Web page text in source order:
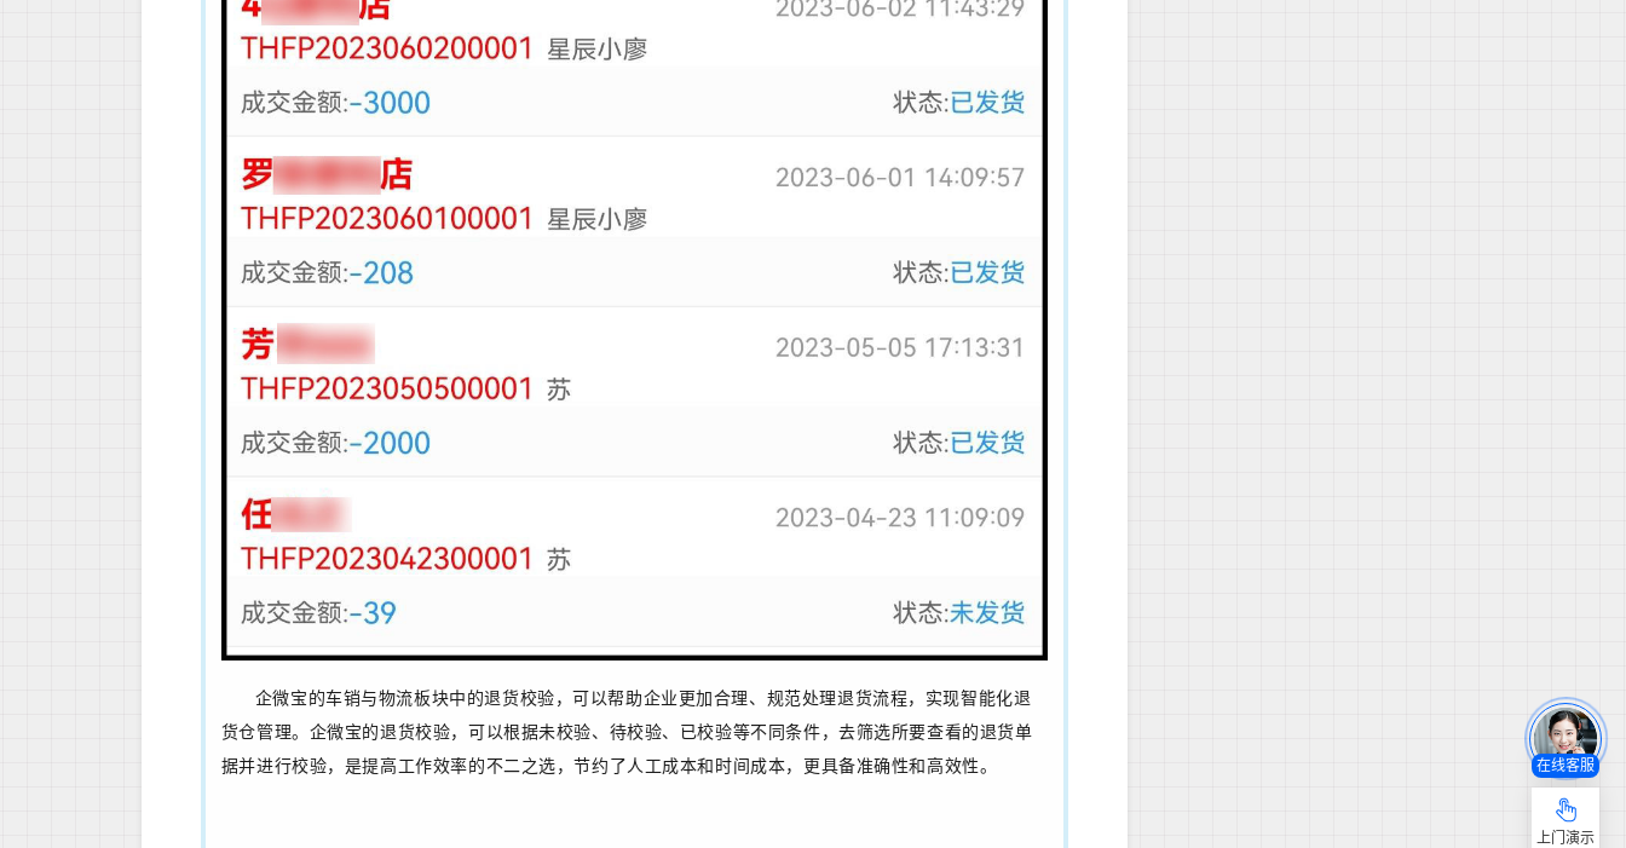
企微宝的车销与物流板块中的退货校验，可以帮助企业更加合理、规范处理退货流程，实现智能化退
货仓管理。企微宝的退货校验，可以根据未校验、待校验、已校验等不同条件，去筛选所要查看的退货单
据并进行校验，是提高工作效率的不二之选，节约了人工成本和时间成本，更具备准确性和高效性。
在线客服
上门演示